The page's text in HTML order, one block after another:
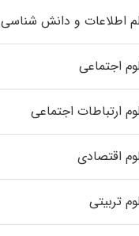
اطلاعات و دانش شناسی
اجتماعی
ارتباطات اجتماعی
اقتصادی
تربیتی